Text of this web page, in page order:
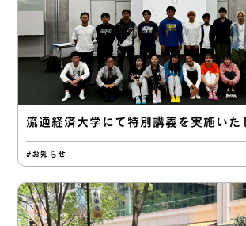
流通経済大学にて特別講義を実施いた
#お知らせ